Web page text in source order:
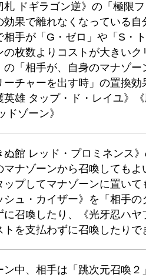
札 ドギラゴン逆》の「極限
効果で離れなくなっている自
相手が「G・ゼロ」や「S・
の枚数よりコストが大きい
の「相手が、自身のマナゾ
ーチャーを出す時」の置換効
英雄 タップ・ド・レイユ》
ドゾーン》
ぬ館 レッド・プロミネンス
マナゾーンから召喚しても
ップしてマナゾーンに置い
シュ・カイザー》を「相手
に召喚したり、《光牙忍ハ
トを支払わずに召喚したりで
ン中、相手は「跳次元召喚２